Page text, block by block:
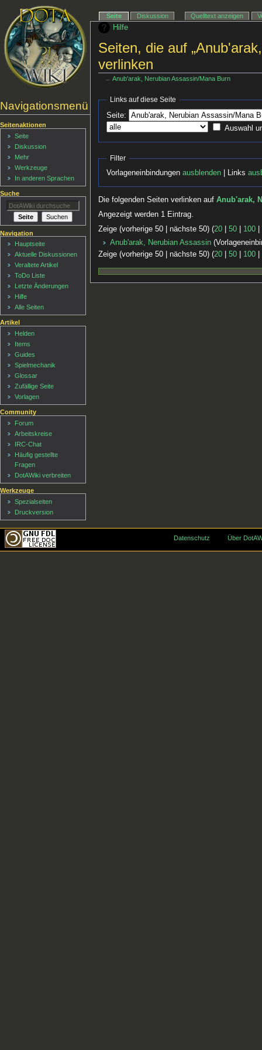
Hilfe
Seiten, die auf
verlinken
← Anub'arak, Nerubian Assassin/Mana Burn
Links auf diese Seite
Seite:
Auswahl
Filter
Vorlageneinbindungen ausblenden| Links
Die folgenden Seiten verlinken aufAnub'arak,
Angezeigt werden 1 Eintrag.
Zeige (vorherige 50 | nächste 50) (20 |50 100
Anub'arak, Nerubian Assassin
Zeige (vorherige 50 | nächste 50) (20 |50 100
Navigationsmenü
Seite Diskussion Quelltext anzeigen
Seitenaktionen
Seite
Diskussion
Mehr
Werkzeuge
In anderen Sprachen
Suche
Navigation
Hauptseite
Aktuelle Diskussionen
Veraltete Artikel
ToDo Liste
Letzte Änderungen
Hilfe
Alle Seiten
Artikel
Helden
Items
Guides
Spielmechanik
Glossar
Zufällige Seite
Vorlagen
Community
Forum
Arbeitskreise
IRC-Chat
Häufig gestellte
Fragen
DotAWiki verbreiten
Werkzeuge
Spezialseiten
Druckversion
Datenschutz Über